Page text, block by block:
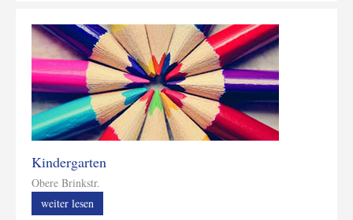
Kindergarten
Obere Brinkstr.
weiter lesen